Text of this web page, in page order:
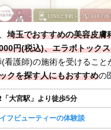
埼玉でおすすめの美容皮膚
円(税込)、エラボトック
護師)の施術を受けること
クを探す人にもおすすめの
大宮駅」より徒歩5分
フビューティーの体験談